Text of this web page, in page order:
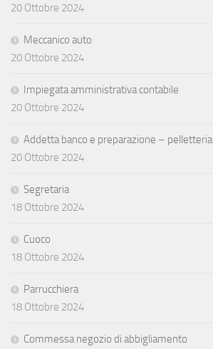
20 Ottobre 2024
Meccanico auto
20 Ottobre 2024
Impiegata amministrativa contabile
20 Ottobre 2024
Addetta banco e preparazione – pelletteria
20 Ottobre 2024
Segretaria
18 Ottobre 2024
Cuoco
18 Ottobre 2024
Parrucchiera
18 Ottobre 2024
Commessa negozio di abbigliamento